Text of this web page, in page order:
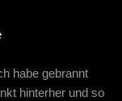
habe gebrannt
hinterher und so